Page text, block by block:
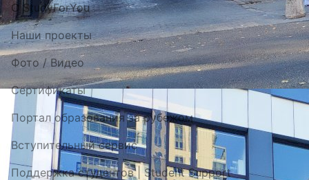
О StudyForYou
Наши проекты
Фото / Видео
Cертификаты
Портал образования за рубежом
Вступительный сервис
Поддержка студентов | Student Support